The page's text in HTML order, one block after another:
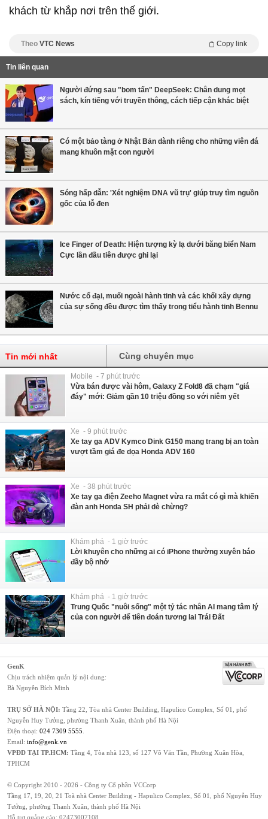
khách từ khắp nơi trên thế giới.
Theo VTC News Copy link
Tin liên quan
Người đứng sau "bom tấn" DeepSeek: Chân dung mọt
sách, kín tiếng với truyền thông, cách tiếp cận khác biệt
Có một bảo tàng ở Nhật Bản dành riêng cho những viên đá
mang khuôn mặt con người
Sóng hấp dẫn: 'Xét nghiệm DNA vũ trụ' giúp truy tìm nguồn
gốc của lỗ đen
Ice Finger of Death: Hiện tượng kỳ lạ dưới băng biển Nam
Cực lần đầu tiên được ghi lại
Nước cổ đại, muối ngoài hành tinh và các khối xây dựng
của sự sống đều được tìm thấy trong tiểu hành tinh Bennu
Tin mới nhất Cùng chuyên mục
Mobile - 7 phút trước
Vừa bán được vài hôm, Galaxy Z Fold8 đã chạm "giá
đáy" mới: Giảm gần 10 triệu đồng so với niêm yết
Xe - 9 phút trước
Xe tay ga ADV Kymco Dink G150 mang trang bị an toàn
vượt tầm giá đe dọa Honda ADV 160
Xe - 38 phút trước
Xe tay ga điện Zeeho Magnet vừa ra mắt có gì mà khiến
đàn anh Honda SH phải dè chừng?
Khám phá - 1 giờ trước
Lời khuyên cho những ai có iPhone thường xuyên báo
đầy bộ nhớ
Khám phá - 1 giờ trước
Trung Quốc "nuôi sống" một tỷ tác nhân AI mang tâm lý
của con người để tiên đoán tương lai Trái Đất
GenK
Chịu trách nhiệm quản lý nội dung:
Bà Nguyễn Bích Minh
TRỤ SỞ HÀ NỘI: Tầng 22, Tòa nhà Center Building, Hapulico Complex, Số 01, phố
Nguyễn Huy Tưởng, phường Thanh Xuân, thành phố Hà Nội
Điện thoại: 024 7309 5555
Email: info@genk.vn
VPĐD TẠI TP.HCM: Tầng 4, Tòa nhà 123, số 127 Võ Văn Tần, Phường Xuân Hòa,
TPHCM
© Copyright 2010 - 2026 - Công ty Cổ phần VCCorp
Tầng 17, 19, 20, 21 Toà nhà Center Building - Hapulico Complex, Số 01, phố Nguyễn Huy
Tưởng, phường Thanh Xuân, thành phố Hà Nội
Hỗ trợ quảng cáo: 02473007108